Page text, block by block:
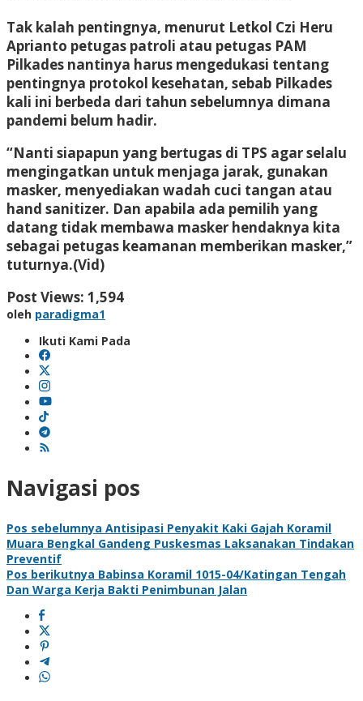
Tak kalah pentingnya, menurut Letkol Czi Heru
Aprianto petugas patroli atau petugas PAM
Pilkades nantinya harus mengedukasi tentang
pentingnya protokol kesehatan, sebab Pilkades
kali ini berbeda dari tahun sebelumnya dimana
pandemi belum hadir.
“Nanti siapapun yang bertugas di TPS agar selalu
mengingatkan untuk menjaga jarak, gunakan
masker, menyediakan wadah cuci tangan atau
hand sanitizer. Dan apabila ada pemilih yang
datang tidak membawa masker hendaknya kita
sebagai petugas keamanan memberikan masker,”
tuturnya.(Vid)
Post Views: 1,594
oleh paradigma1
Ikuti Kami Pada
Navigasi pos
Pos sebelumnya Antisipasi Penyakit Kaki Gajah Koramil
Muara Bengkal Gandeng Puskesmas Laksanakan Tindakan
Preventif
Pos berikutnya Babinsa Koramil 1015-04/Katingan Tengah
Dan Warga Kerja Bakti Penimbunan Jalan